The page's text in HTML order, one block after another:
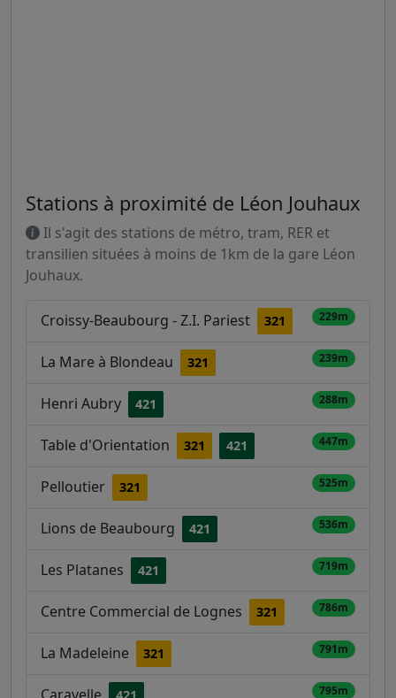
Stations à proximité de Léon Jouhaux
Il s'agit des stations de métro, tram, RER et
transilien situées à moins de 1km de la gare Léon
Jouhaux.
Croissy-Beaubourg - Z.I. Pariest 321 229m
La Mare à Blondeau 321 239m
Henri Aubry 421 288m
Table d'Orientation 321 421 447m
Pelloutier 321 525m
Lions de Beaubourg 421 536m
Les Platanes 421 719m
Centre Commercial de Lognes 321 786m
La Madeleine 321 791m
795m